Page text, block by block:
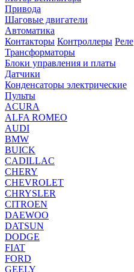
Привода
Шаговые двигатели
Автоматика
Контакторы Контроллеры Реле
Трансформаторы
Блоки управления и платы
Датчики
Конденсаторы электрические
Пульты
ACURA
ALFA ROMEO
AUDI
BMW
BUICK
CADILLAC
CHERY
CHEVROLET
CHRYSLER
CITROEN
DAEWOO
DATSUN
DODGE
FIAT
FORD
GEELY